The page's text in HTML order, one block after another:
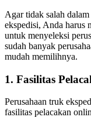
Agar tidak salah
ekspedisi, Anda harus
untuk menyeleksi
sudah banyak
mudah memilihnya.
1. Fasilitas
Perusahaan truk
fasilitas pelacakan